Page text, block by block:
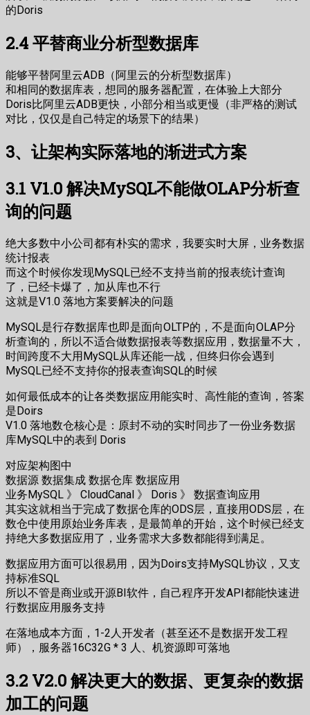
的Doris
2.4 平替商业分析型数据库
能够平替阿里云ADB（阿里云的分析型数据库）
和相同的数据库表，想同的服务器配置，在体验上大部分
Doris比阿里云ADB更快，小部分相当或更慢（非严格的测试
对比，仅仅是自己特定的场景下的结果）
3、让架构实际落地的渐进式方案
3.1 V1.0 解决MySQL不能做OLAP分析查
询的问题
绝大多数中小公司都有朴实的需求，我要实时大屏，业务数据
统计报表
而这个时候你发现MySQL已经不支持当前的报表统计查询
了，已经卡爆了，加从库也不行
这就是V1.0 落地方案要解决的问题
MySQL是行存数据库也即是面向OLTP的，不是面向OLAP分
析查询的，所以不适合做数据报表等数据应用，数据量不大，
时间跨度不大用MySQL从库还能一战，但终归你会遇到
MySQL已经不支持你的报表查询SQL的时候
如何最低成本的让各类数据应用能实时、高性能的查询，答案
是Doirs
V1.0 落地数仓核心是：原封不动的实时同步了一份业务数据
库MySQL中的表到 Doris
对应架构图中
数据源 数据集成 数据仓库 数据应用
业务MySQL 》 CloudCanal 》 Doris 》 数据查询应用
其实这就相当于完成了数据仓库的ODS层，直接用ODS层，在
数仓中使用原始业务库表，是最简单的开始，这个时候已经支
持绝大多数据应用了，业务需求大多数都能得到满足。
数据应用方面可以很易用，因为Doirs支持MySQL协议，又支
持标准SQL
所以不管是商业或开源BI软件，自己程序开发API都能快速进
行数据应用服务支持
在落地成本方面，1-2人开发者（甚至还不是数据开发工程
师），服务器16C32G * 3 人、机资源即可落地
3.2 V2.0 解决更大的数据、更复杂的数据
加工的问题